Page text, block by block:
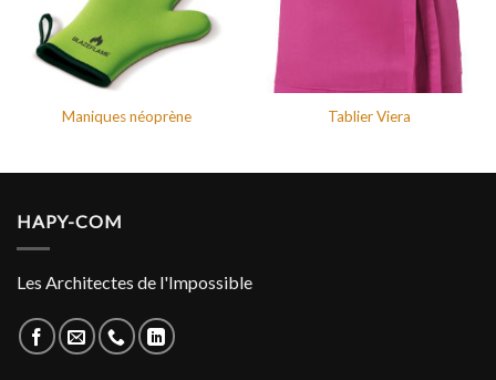
Maniques néoprène Tablier Viera
HAPY-COM
Les Architectes de l'Impossible